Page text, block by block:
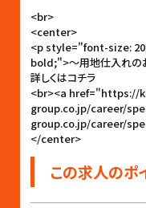
<br>
<center>
<p style="font-size:
bold;">〜用地仕入れの
詳しくはコチラ
<br><a href="https://
group.co.jp/career/
group.co.jp/career/
</center>
この求人のポ